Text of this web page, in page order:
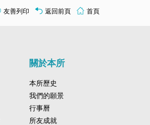
友善列印 返回前頁 首頁
關於本所
本所歷史
我們的願景
行事曆
所友成就